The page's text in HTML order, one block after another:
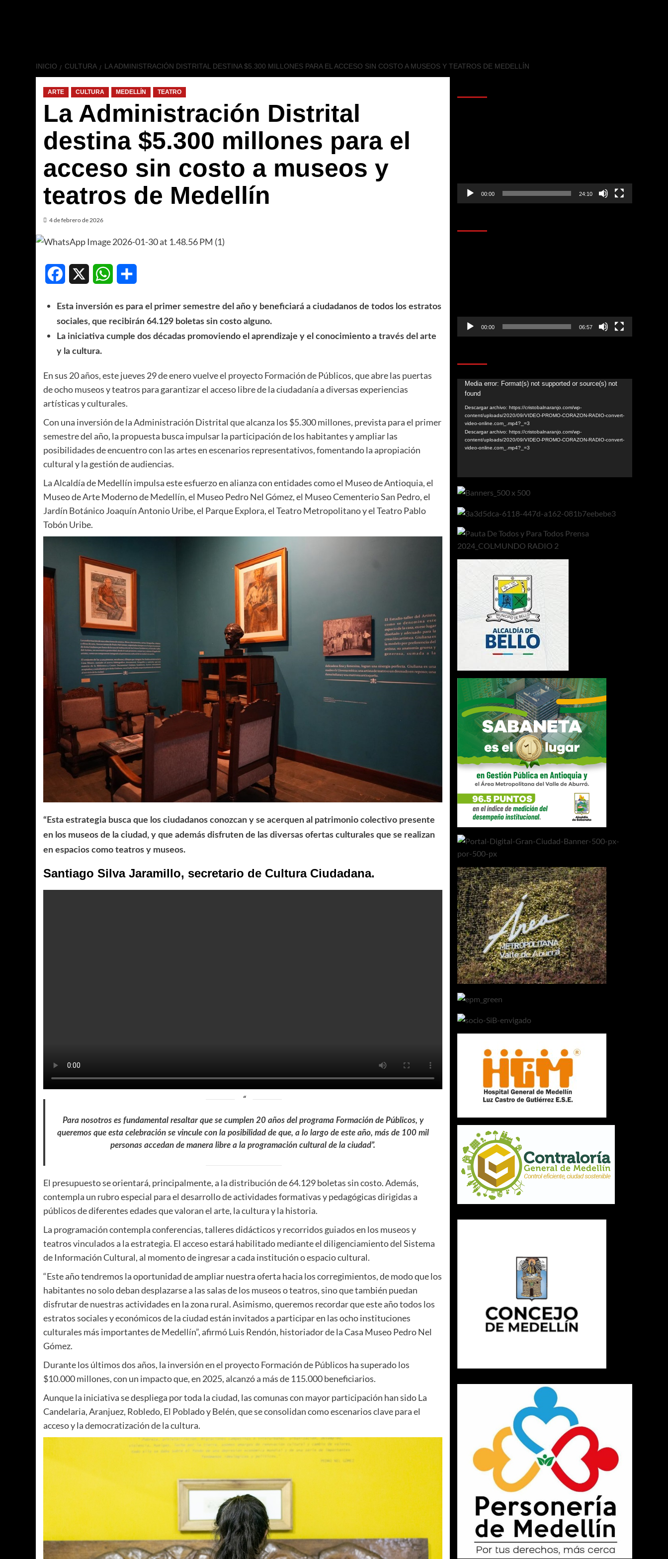
INICIO CULTURA LA ADMINISTRACIÓN DISTRITAL DESTINA $5.300 MILLONES PARA EL ACCESO SIN COSTO A MUSEOS Y TEATROS DE MEDELLÍN
ARTE CULTURA MEDELLÍN TEATRO
La Administración Distrital
destina $5.300 millones para el
acceso sin costo a museos y
teatros de Medellín
4 de febrero de 2026
Facebook WhatsApp
Esta inversión es para el primer semestre del año y beneficiará a ciudadanos de todos los estratos
sociales, que recibirán 64.129 boletas sin costo alguno.
La iniciativa cumple dos décadas promoviendo el aprendizaje y el conocimiento a través del arte
y la cultura.
En sus 20 años, este jueves 29 de enero vuelve el proyecto Formación de Públicos, que abre las puertas
de ocho museos y teatros para garantizar el acceso libre de la ciudadanía a diversas experiencias
artísticas y culturales.
Con una inversión de la Administración Distrital que alcanza los $5.300 millones, prevista para el primer
semestre del año, la propuesta busca impulsar la participación de los habitantes y ampliar las
posibilidades de encuentro con las artes en escenarios representativos, fomentando la apropiación
cultural y la gestión de audiencias.
La Alcaldía de Medellín impulsa este esfuerzo en alianza con entidades como el Museo de Antioquia, el
Museo de Arte Moderno de Medellín, el Museo Pedro Nel Gómez, el Museo Cementerio San Pedro, el
Jardín Botánico Joaquín Antonio Uribe, el Parque Explora, el Teatro Metropolitano y el Teatro Pablo
Tobón Uribe.
“Esta estrategia busca que los ciudadanos conozcan y se acerquen al patrimonio colectivo presente
en los museos de la ciudad, y que además disfruten de las diversas ofertas culturales que se realizan
en espacios como teatros y museos.
Santiago Silva Jaramillo, secretario de Cultura Ciudadana.
Para nosotros es fundamental resaltar que se cumplen 20 años del programa Formación de Públicos, y
queremos que esta celebración se vincule con la posibilidad de que, a lo largo de este año, más de 100 mil
personas accedan de manera libre a la programación cultural de la ciudad”.
El presupuesto se orientará, principalmente, a la distribución de 64.129 boletas sin costo. Además,
contempla un rubro especial para el desarrollo de actividades formativas y pedagógicas dirigidas a
públicos de diferentes edades que valoran el arte, la cultura y la historia.
La programación contempla conferencias, talleres didácticos y recorridos guiados en los museos y
teatros vinculados a la estrategia. El acceso estará habilitado mediante el diligenciamiento del Sistema
de Información Cultural, al momento de ingresar a cada institución o espacio cultural.
“Este año tendremos la oportunidad de ampliar nuestra oferta hacia los corregimientos, de modo que los
habitantes no solo deban desplazarse a las salas de los museos o teatros, sino que también puedan
disfrutar de nuestras actividades en la zona rural. Asimismo, queremos recordar que este año todos los
estratos sociales y económicos de la ciudad están invitados a participar en las ocho instituciones
culturales más importantes de Medellín”, afirmó Luis Rendón, historiador de la Casa Museo Pedro Nel
Gómez.
Durante los últimos dos años, la inversión en el proyecto Formación de Públicos ha superado los
$10.000 millones, con un impacto que, en 2025, alcanzó a más de 115.000 beneficiarios.
Aunque la iniciativa se despliega por toda la ciudad, las comunas con mayor participación han sido La
Candelaria, Aranjuez, Robledo, El Poblado y Belén, que se consolidan como escenarios clave para el
acceso y la democratización de la cultura.
00:00 24:10
00:00 06:57
Reproductor
vídeo
Media error: Format(s) not supported or source(s) not
found
Descargar archivo: https://cristobalnaranjo.com/wp-
content/uploads/2020/09/VIDEO-PROMO-CORAZON-RADIO-convert-
video-online.com_.mp4?_=3
Descargar archivo: https://cristobalnaranjo.com/wp-
content/uploads/2020/09/VIDEO-PROMO-CORAZON-RADIO-convert-
video-online.com_.mp4?_=3